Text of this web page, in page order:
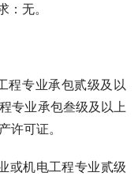
无。
程专业承包贰级及以
专业承包叁级及以上
许可证。
或机电工程专业贰级